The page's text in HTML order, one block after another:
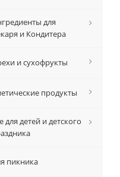
для
и Кондитера
и сухофрукты
продукты
для детей и детского
пикника